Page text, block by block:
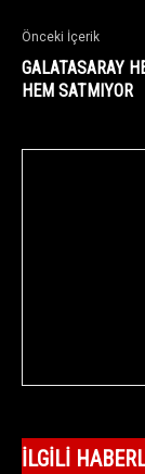
Önceki İçerik
GALATASARAY
HEM SATMIYOR
İLGILI